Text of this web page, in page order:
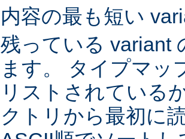
内容の最も短い
残っている variant
ます。 タイプマッ
リストされている
クトリから最初に